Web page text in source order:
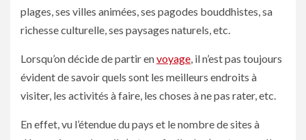
plages, ses villes animées, ses pagodes bouddhistes, sa
richesse culturelle, ses paysages naturels, etc.
Lorsqu’on décide de partir envoyage , il n’est pas toujours
évident de savoir quels sont les meilleurs endroits à
visiter, les activités à faire, les choses à ne pas rater, etc.
En effet, vu l’étendue du pays et le nombre de sites à